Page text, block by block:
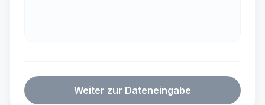
Weiter zur Dateneingabe